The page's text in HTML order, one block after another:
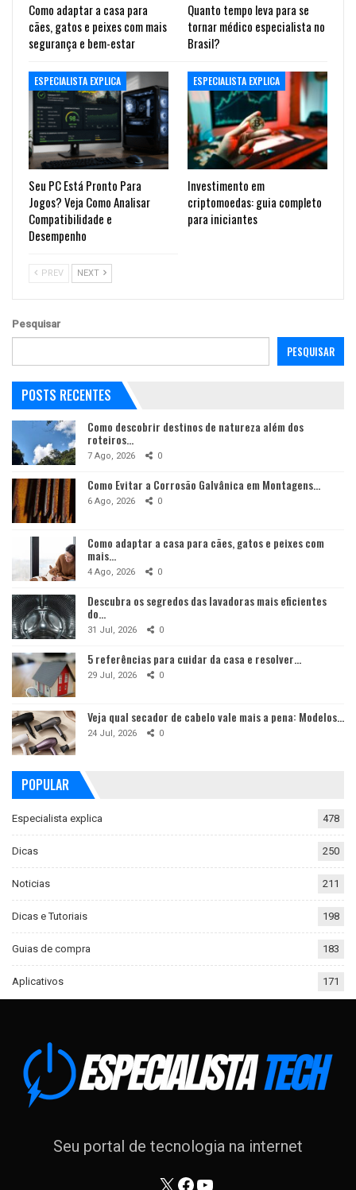
Como adaptar a casa para
cães, gatos e peixes com mais
segurança e bem-estar
Quanto tempo leva para se
tornar médico especialista no
Brasil?
ESPECIALISTA EXPLICA
Seu PC Está Pronto Para
Jogos? Veja Como Analisar
Compatibilidade e
Desempenho
ESPECIALISTA EXPLICA
Investimento em
criptomoedas: guia completo
para iniciantes
PREV NEXT
Pesquisar
PESQUISAR
POSTS RECENTES
Como descobrir destinos de natureza além dos
roteiros…
7 Ago, 2026 0
Como Evitar a Corrosão Galvânica em Montagens…
6 Ago, 2026 0
Como adaptar a casa para cães, gatos e peixes com
mais…
4 Ago, 2026 0
Descubra os segredos das lavadoras mais eficientes
do…
31 Jul, 2026 0
5 referências para cuidar da casa e resolver…
29 Jul, 2026 0
Veja qual secador de cabelo vale mais a pena: Modelos…
24 Jul, 2026 0
POPULAR
Especialista explica 478
Dicas 250
Noticias 211
Dicas e Tutoriais 198
Guias de compra 183
Aplicativos 171
Seu portal de tecnologia na internet
X Facebook
Youtube